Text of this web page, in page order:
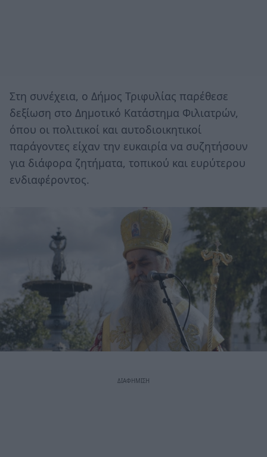
Στη συνέχεια, ο Δήμος Τριφυλίας παρέθεσε
δεξίωση στο Δημοτικό Κατάστημα Φιλιατρών,
όπου οι πολιτικοί και αυτοδιοικητικοί
παράγοντες είχαν την ευκαιρία να συζητήσουν
για διάφορα ζητήματα, τοπικού και ευρύτερου
ενδιαφέροντος.